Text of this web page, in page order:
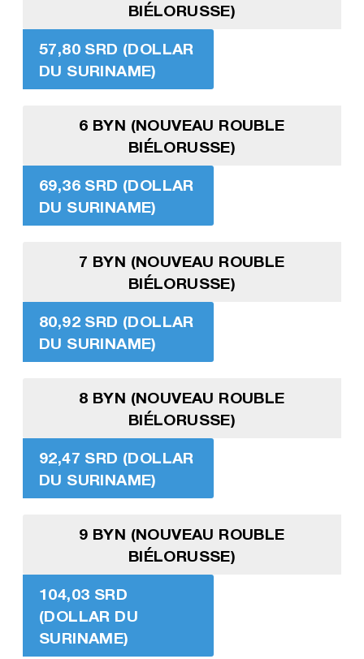
BIÉLORUSSE)
57,80 SRD (DOLLAR
DU SURINAME)
6 BYN (NOUVEAU ROUBLE
BIÉLORUSSE)
69,36 SRD (DOLLAR
DU SURINAME)
7 BYN (NOUVEAU ROUBLE
BIÉLORUSSE)
80,92 SRD (DOLLAR
DU SURINAME)
8 BYN (NOUVEAU ROUBLE
BIÉLORUSSE)
92,47 SRD (DOLLAR
DU SURINAME)
9 BYN (NOUVEAU ROUBLE
BIÉLORUSSE)
104,03 SRD
(DOLLAR DU
SURINAME)